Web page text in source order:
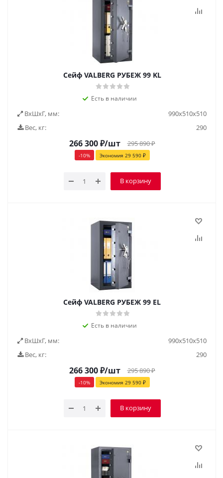
Сейф VALBERG РУБЕЖ 99 KL
Есть в наличии
ВxШxГ, мм:
990х510х510
Вес, кг:
290
266 300₽/шт 295 890₽
-10% Экономия 29 590₽
В корзину
Сейф VALBERG РУБЕЖ 99 EL
Есть в наличии
ВxШxГ, мм:
990х510х510
Вес, кг:
290
266 300₽/шт 295 890₽
-10% Экономия 29 590₽
В корзину